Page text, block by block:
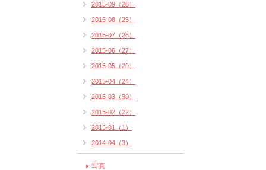
2015-09（28）
2015-08（25）
2015-07（26）
2015-06（27）
2015-05（29）
2015-04（24）
2015-03（30）
2015-02（22）
2015-01（1）
2014-04（3）
写真